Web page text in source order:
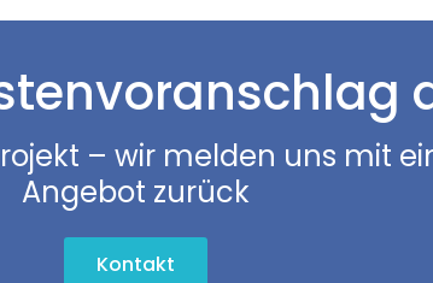
– wir melden uns mit
Angebot zurück
Kontakt